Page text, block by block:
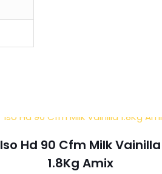
Iso Hd 90 Cfm Milk Vainilla
1.8Kg Amix